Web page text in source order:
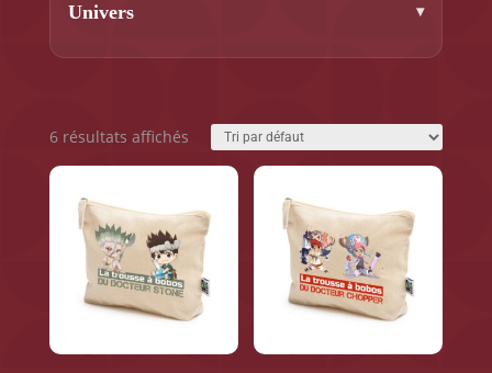
Univers
6 résultats affichés